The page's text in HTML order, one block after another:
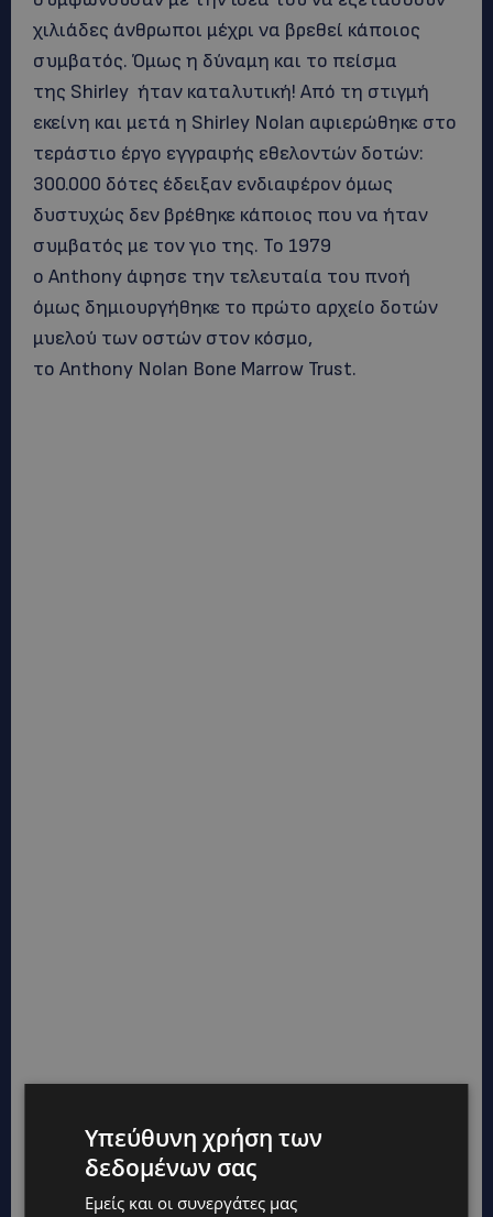
χιλιάδες άνθρωποι μέχρι να βρεθεί κάποιος
συμβατός. Όμως η δύναμη και το πείσμα
της Shirley ήταν καταλυτική! Από τη στιγμή
εκείνη και μετά η Shirley Nolan αφιερώθηκε στο
τεράστιο έργο εγγραφής εθελοντών δοτών:
300.000 δότες έδειξαν ενδιαφέρον όμως
δυστυχώς δεν βρέθηκε κάποιος που να ήταν
συμβατός με τον γιο της. Το 1979
ο Anthony άφησε την τελευταία του πνοή
όμως δημιουργήθηκε το πρώτο αρχείο δοτών
μυελού των οστών στον κόσμο,
το Anthony Nolan Bone Marrow Trust.
Υπεύθυνη χρήση των
δεδομένων σας
Εμείς και οι συνεργάτες μας